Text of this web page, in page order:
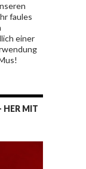
faules
einer
HER MIT